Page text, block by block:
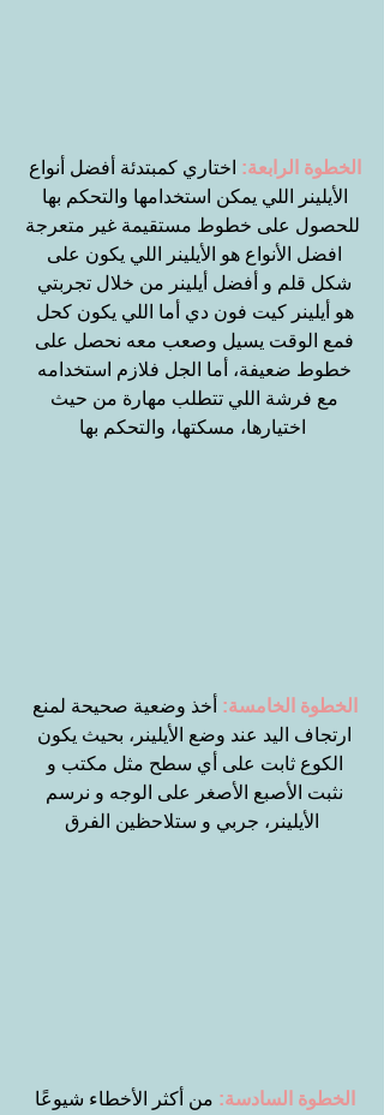
الخطوة الرابعة: اختاري كمبتدئة أفضل أنواع
الأيلينر اللي يمكن استخدامها والتحكم بها
للحصول على خطوط مستقيمة غير متعرجة
افضل الأنواع هو الأيلينر اللي يكون على
شكل قلم و أفضل أيلينر من خلال تجربتي
هو أيلينر كيت فون دي أما اللي يكون كحل
فمع الوقت يسيل وصعب معه نحصل على
خطوط ضعيفة، أما الجل فلازم استخدامه
مع فرشة اللي تتطلب مهارة من حيث
اختيارها، مسكتها، والتحكم بها
الخطوة الخامسة: أخذ وضعية صحيحة لمنع
ارتجاف اليد عند وضع الأيلينر، بحيث يكون
الكوع ثابت على أي سطح مثل مكتب و
نثبت الأصبع الأصغر على الوجه و نرسم
الأيلينر، جربي و ستلاحظين الفرق
الخطوة السادسة: من أكثر الأخطاء شيوعًا